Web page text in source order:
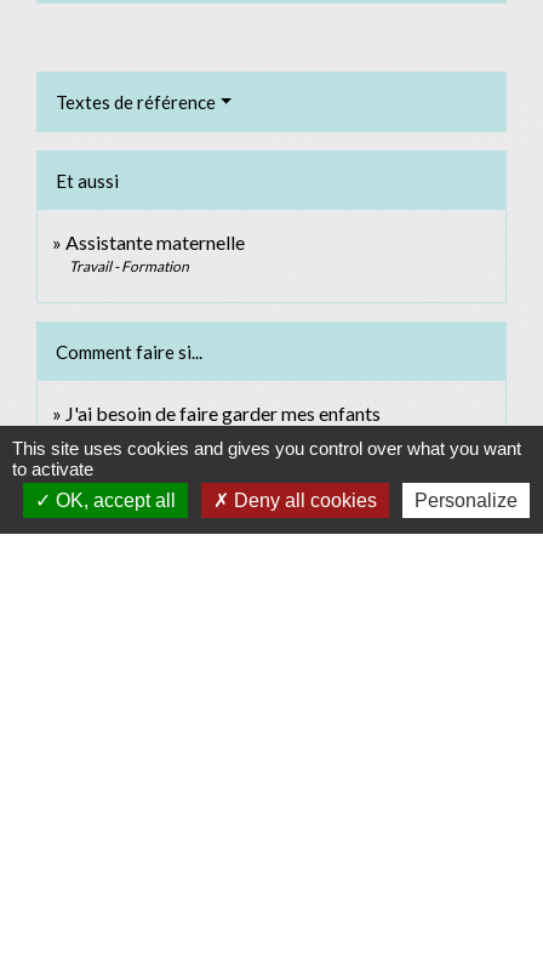
Textes de référence
Et aussi
Assistante maternelle
Travail - Formation
Comment faire si...
J'ai besoin de faire garder mes enfants
Signaler une erreur sur cette page
This site uses cookies and gives you control over what you want
to activate
OK, accept all
Deny all cookies Personalize